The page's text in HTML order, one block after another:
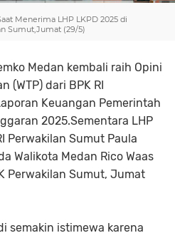
Menerima LHP LKPD 2025 di
Sumut,Jumat (29/5)
Medan kembali raih Opini
(WTP) dari BPK RI
Keuangan Pemerintah
2025.Sementara LHP
Perwakilan Sumut Paula
Walikota Medan Rico Waas
Perwakilan Sumut, Jumat
semakin istimewa karena